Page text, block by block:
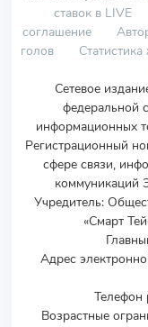
ставок в LIVE
соглашение
голов
Сетевое
федеральной
информационных
Регистрационный
сфере связи,
Учредитель:
«Смарт
Адрес
Телефон
Возрастные